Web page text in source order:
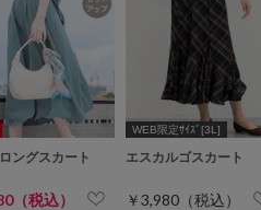
ングスカート
（税込）
WEB限定ｻｲｽﾞ[3L]
エスカルゴスカート
￥3,980（税込）